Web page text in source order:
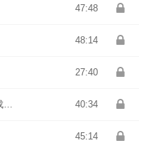
47:48
48:14
27:40
40:34
45:14